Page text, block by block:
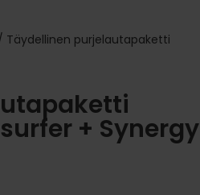
Täydellinen purjelautapaketti
+ Synergy